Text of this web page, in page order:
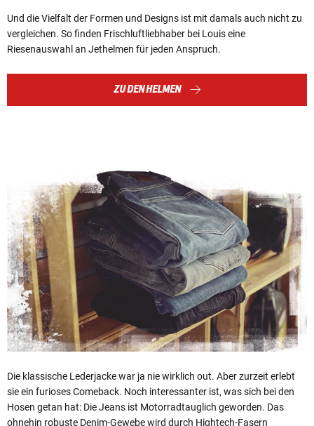
Und die Vielfalt der Formen und Designs ist mit damals auch nicht zu
vergleichen. So finden Frischluftliebhaber bei Louis eine
Riesenauswahl an Jethelmen für jeden Anspruch.
ZU DEN HELMEN
Die klassische Lederjacke war ja nie wirklich out. Aber zurzeit erlebt
sie ein furioses Comeback. Noch interessanter ist, was sich bei den
Hosen getan hat: Die Jeans ist Motorradtauglich geworden. Das
ohnehin robuste Denim-Gewebe wird durch Hightech-Fasern